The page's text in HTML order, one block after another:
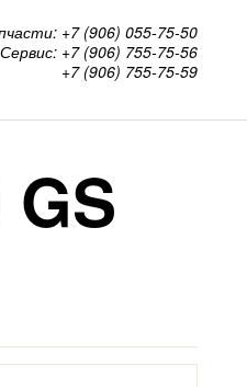
+7 (906) 055-75-50
Сервис: +7 (906) 755-75-56
+7 (906) 755-75-59